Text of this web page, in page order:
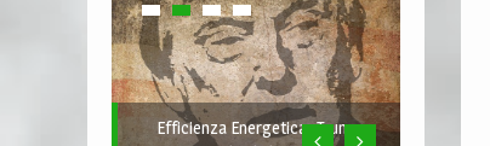
Efficienza Energetica- Trump